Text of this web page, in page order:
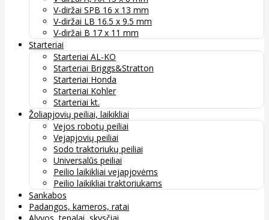
V-diržai SPB 16 x 13 mm
V-diržai LB 16.5 x 9.5 mm
V-diržai B 17 x 11 mm
Starteriai
Starteriai AL-KO
Starteriai Briggs&Stratton
Starteriai Honda
Starteriai Kohler
Starteriai kt.
Žoliapjovių peiliai, laikikliai
Vejos robotų peiliai
Vejapjovių peiliai
Sodo traktoriukų peiliai
Universalūs peiliai
Peilio laikikliai vejapjovėms
Peilio laikikliai traktoriukams
Sankabos
Padangos, kameros, ratai
Alyvos, tepalai, skysčiai